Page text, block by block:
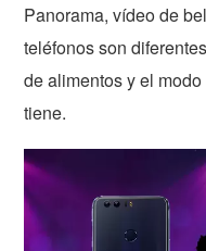
Panorama, vídeo de
teléfonos son
de alimentos y el
tiene.